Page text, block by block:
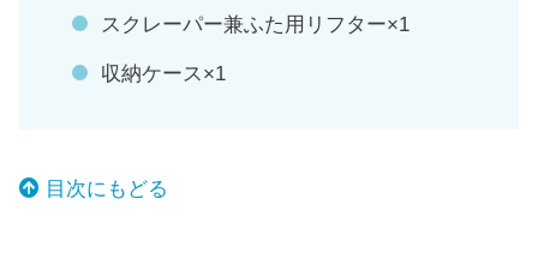
スクレーパー兼ふた用リフター×1
収納ケース×1
目次にもどる